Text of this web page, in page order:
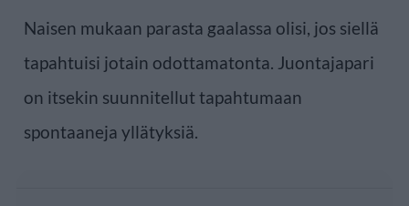
Naisen mukaan parasta gaalassa olisi, jos siellä
tapahtuisi jotain odottamatonta. Juontajapari
on itsekin suunnitellut tapahtumaan
spontaaneja yllätyksiä.